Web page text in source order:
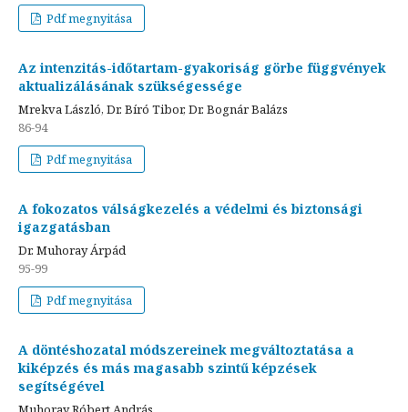
Pdf megnyitása
Az intenzitás-időtartam-gyakoriság görbe függvények
aktualizálásának szükségessége
Mrekva László, Dr. Bíró Tibor, Dr. Bognár Balázs
86-94
Pdf megnyitása
A fokozatos válságkezelés a védelmi és biztonsági
igazgatásban
Dr. Muhoray Árpád
95-99
Pdf megnyitása
A döntéshozatal módszereinek megváltoztatása a
kiképzés és más magasabb szintű képzések
segítségével